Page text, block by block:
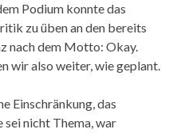
Podium konnte das
zu üben an den bereits
nach dem Motto: Okay.
wir also weiter, wie geplant.
Einschränkung, das
sei nicht Thema, war